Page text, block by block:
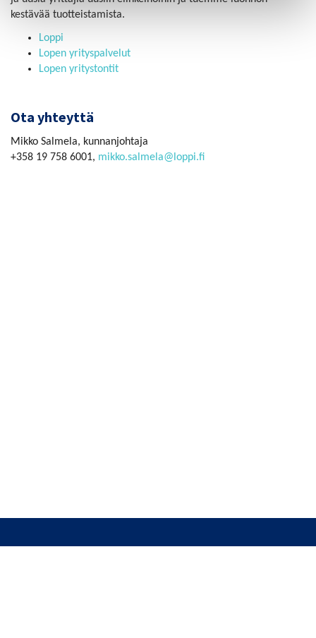
kestävää tuotteistamista.
Loppi
Lopen yrityspalvelut
Lopen yritystontit
Ota yhteyttä
Mikko Salmela, kunnanjohtaja
+358 19 758 6001, mikko.salmela@loppi.fi